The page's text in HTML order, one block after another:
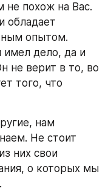
не похож на Вас.
обладает
опытом.
имел дело, да и
не верит в то, во
того, что
нам
Не стоит
них свои
о которых мы